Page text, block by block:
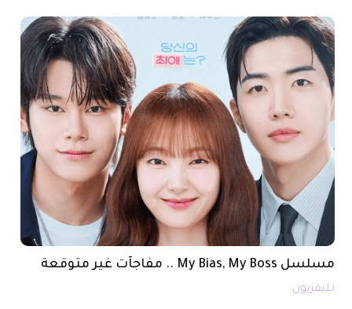
مسلسل My Bias, My Boss .. مفاجآت غير متوقعة
تليفزيون